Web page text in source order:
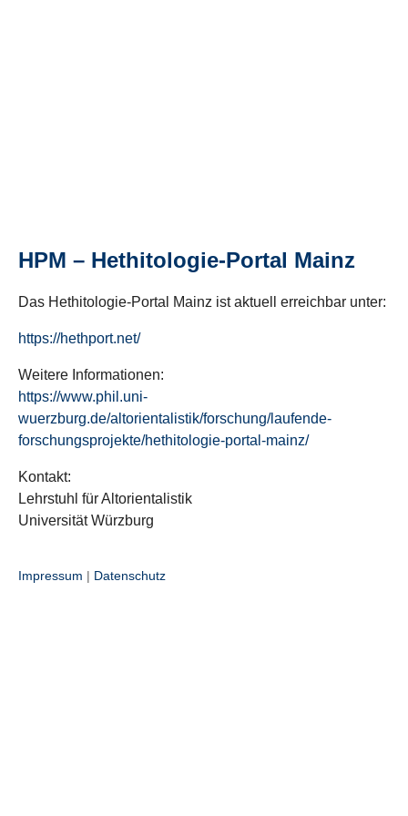
HPM – Hethitologie-Portal Mainz
Das Hethitologie-Portal Mainz ist aktuell erreichbar unter:
https://hethport.net/
Weitere Informationen:
https://www.phil.uni-
wuerzburg.de/altorientalistik/forschung/laufende-
forschungsprojekte/hethitologie-portal-mainz/
Kontakt:
Lehrstuhl für Altorientalistik
Universität Würzburg
Impressum | Datenschutz